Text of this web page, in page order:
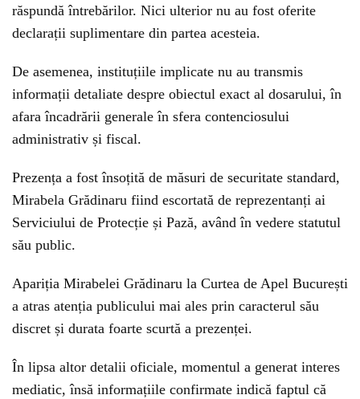
răspundă întrebărilor. Nici ulterior nu au fost oferite
declarații suplimentare din partea acesteia.
De asemenea, instituțiile implicate nu au transmis
informații detaliate despre obiectul exact al dosarului, în
afara încadrării generale în sfera contenciosului
administrativ și fiscal.
Prezența a fost însoțită de măsuri de securitate standard,
Mirabela Grădinaru fiind escortată de reprezentanți ai
Serviciului de Protecție și Pază, având în vedere statutul
său public.
Apariția Mirabelei Grădinaru la Curtea de Apel București
a atras atenția publicului mai ales prin caracterul său
discret și durata foarte scurtă a prezenței.
În lipsa altor detalii oficiale, momentul a generat interes
mediatic, însă informațiile confirmate indică faptul că